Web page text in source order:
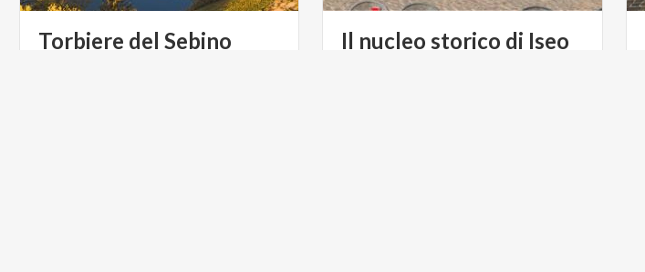
Torbiere del Sebino Il nucleo storico di Iseo